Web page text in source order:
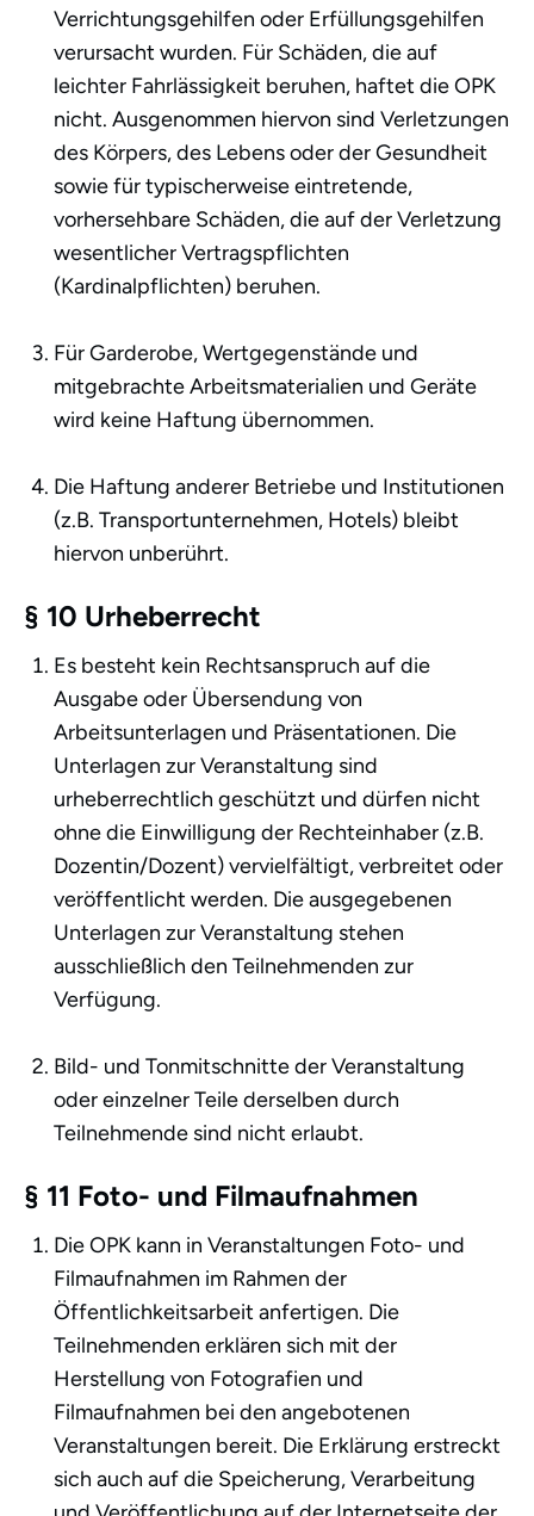
Verrichtungsgehilfen oder Erfüllungsgehilfen
verursacht wurden. Für Schäden, die auf
leichter Fahrlässigkeit beruhen, haftet die OPK
nicht. Ausgenommen hiervon sind Verletzungen
des Körpers, des Lebens oder der Gesundheit
sowie für typischerweise eintretende,
vorhersehbare Schäden, die auf der Verletzung
wesentlicher Vertragspflichten
(Kardinalpflichten) beruhen.
Für Garderobe, Wertgegenstände und
mitgebrachte Arbeitsmaterialien und Geräte
wird keine Haftung übernommen.
Die Haftung anderer Betriebe und Institutionen
(z.B. Transportunternehmen, Hotels) bleibt
hiervon unberührt.
§ 10 Urheberrecht
Es besteht kein Rechtsanspruch auf die
Ausgabe oder Übersendung von
Arbeitsunterlagen und Präsentationen. Die
Unterlagen zur Veranstaltung sind
urheberrechtlich geschützt und dürfen nicht
ohne die Einwilligung der Rechteinhaber (z.B.
Dozentin/Dozent) vervielfältigt, verbreitet oder
veröffentlicht werden. Die ausgegebenen
Unterlagen zur Veranstaltung stehen
ausschließlich den Teilnehmenden zur
Verfügung.
Bild- und Tonmitschnitte der Veranstaltung
oder einzelner Teile derselben durch
Teilnehmende sind nicht erlaubt.
§ 11 Foto- und Filmaufnahmen
Die OPK kann in Veranstaltungen Foto- und
Filmaufnahmen im Rahmen der
Öffentlichkeitsarbeit anfertigen. Die
Teilnehmenden erklären sich mit der
Herstellung von Fotografien und
Filmaufnahmen bei den angebotenen
Veranstaltungen bereit. Die Erklärung erstreckt
sich auch auf die Speicherung, Verarbeitung